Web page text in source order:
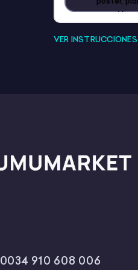
gramática
💡
VER
0034 910 608 006